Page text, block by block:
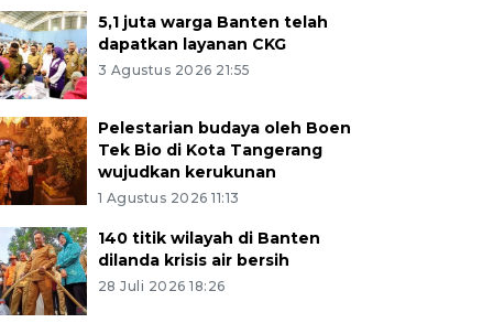
5,1 juta warga Banten telah
dapatkan layanan CKG
3 Agustus 2026 21:55
Pelestarian budaya oleh Boen
Tek Bio di Kota Tangerang
wujudkan kerukunan
1 Agustus 2026 11:13
140 titik wilayah di Banten
dilanda krisis air bersih
28 Juli 2026 18:26